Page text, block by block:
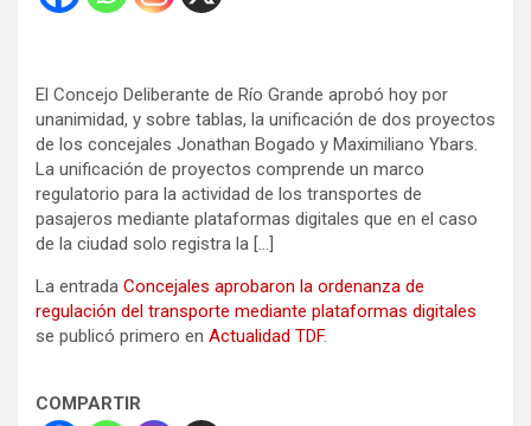
El Concejo Deliberante de Río Grande aprobó hoy por
unanimidad, y sobre tablas, la unificación de dos proyectos
de los concejales Jonathan Bogado y Maximiliano Ybars.
La unificación de proyectos comprende un marco
regulatorio para la actividad de los transportes de
pasajeros mediante plataformas digitales que en el caso
de la ciudad solo registra la […]
La entrada Concejales aprobaron la ordenanza de
regulación del transporte mediante plataformas digitales
se publicó primero en Actualidad TDF.
COMPARTIR